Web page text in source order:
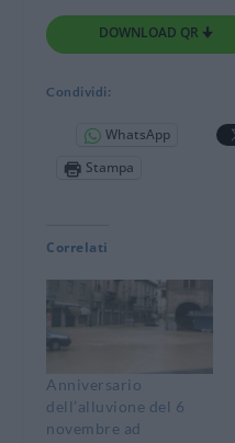
DOWNLOAD QR 🠋
Condividi:
WhatsApp
Stampa
Correlati
Anniversario
dell’alluvione del 6
novembre ad